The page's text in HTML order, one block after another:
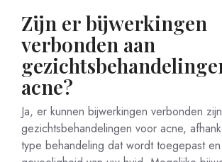
Zijn er bijwerkingen
verbonden aan
acne?
Ja, er kunnen bijwerkingen verbonden
gezichtsbehandelingen voor acne,
type behandeling dat wordt toegepast